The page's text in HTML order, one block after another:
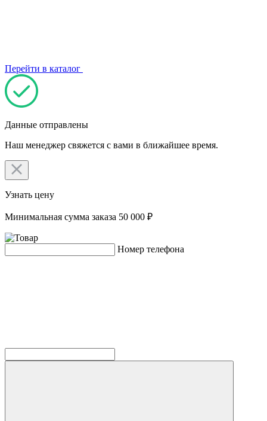
Перейти в каталог
Данные отправлены
Наш менеджер свяжется с вами в ближайшее время.
Узнать цену
Минимальная сумма заказа 50 000 ₽
Номер телефона